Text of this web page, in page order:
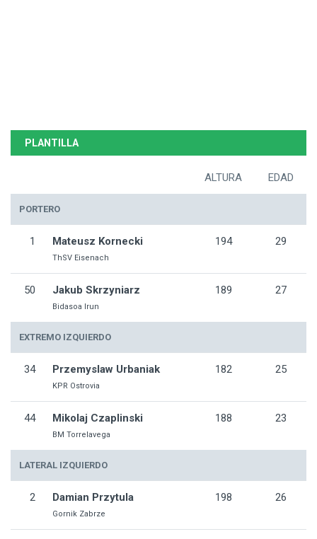
PLANTILLA
ALTURA EDAD
PORTERO
1 Mateusz Kornecki
ThSV Eisenach
194 29
50 Jakub Skrzyniarz
Bidasoa Irun
189 27
EXTREMO IZQUIERDO
34 Przemyslaw Urbaniak
KPR Ostrovia
182 25
44 Mikolaj Czaplinski
BM Torrelavega
188 23
LATERAL IZQUIERDO
2 Damian Przytula
Gornik Zabrze
198 26